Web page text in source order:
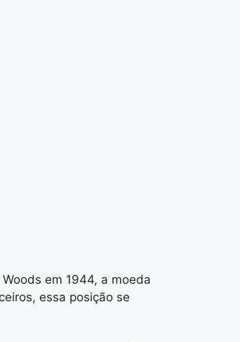
em 1944, a moeda
essa posição se